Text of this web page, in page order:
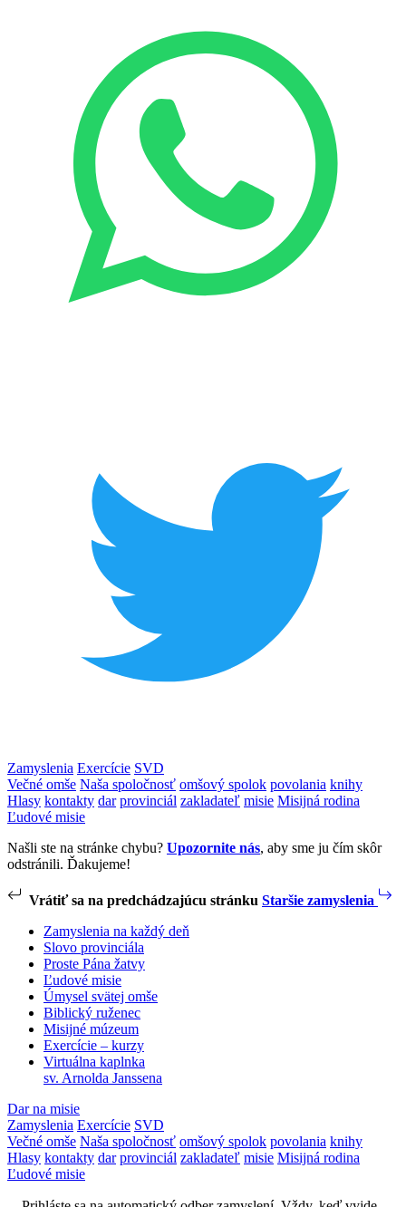
Zamyslenia Exercície SVD
Večné omše Naša spoločnosť omšový spolok povolania knihy
Hlasy kontakty dar provinciál zakladateľ misie Misijná rodina
Ľudové misie
Našli ste na stránke chybu? Upozornite nás, aby sme ju čím skôr
odstránili. Ďakujeme!
Vrátiť sa na predchádzajúcu stránku Staršie zamyslenia
Zamyslenia na každý deň
Slovo provinciála
Proste Pána žatvy
Ľudové misie
Úmysel svätej omše
Biblický ruženec
Misijné múzeum
Exercície – kurzy
Virtuálna kaplnka
sv. Arnolda Janssena
Dar na misie
Zamyslenia Exercície SVD
Večné omše Naša spoločnosť omšový spolok povolania knihy
Hlasy kontakty dar provinciál zakladateľ misie Misijná rodina
Ľudové misie